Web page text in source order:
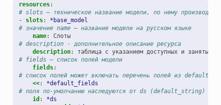
resources:
# slots — техническое название модели, по нему
-
slots:
*base_model
# значение name — название модели на русском языке
name:
Слоты
# description - дополнительное описание ресурса
description:
таблица с указанием доступных и занятых
# fields — список полей модели
fields:
# список полей может включать перечень полей из
<<:
*default_fields
# поля по-умолчанию наследуются от ds (default_string) из
id :
*ds